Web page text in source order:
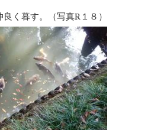
く暮す。（写真R１８）